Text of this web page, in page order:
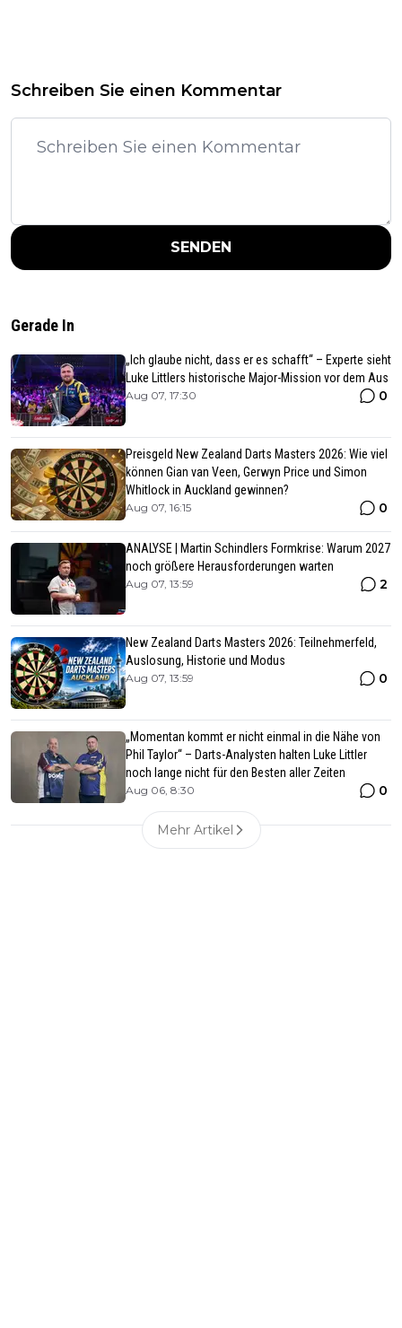
Schreiben Sie einen Kommentar
SENDEN
Gerade In
„Ich glaube nicht, dass er es schafft“ – Experte sieht
Luke Littlers historische Major-Mission vor dem Aus
Aug 07, 17:30 0
Preisgeld New Zealand Darts Masters 2026: Wie viel
können Gian van Veen, Gerwyn Price und Simon
Whitlock in Auckland gewinnen?
Aug 07, 16:15 0
ANALYSE | Martin Schindlers Formkrise: Warum 2027
noch größere Herausforderungen warten
Aug 07, 13:59 2
New Zealand Darts Masters 2026: Teilnehmerfeld,
Auslosung, Historie und Modus
Aug 07, 13:59 0
„Momentan kommt er nicht einmal in die Nähe von
Phil Taylor“ – Darts-Analysten halten Luke Littler
noch lange nicht für den Besten aller Zeiten
Aug 06, 8:30 0
Mehr Artikel